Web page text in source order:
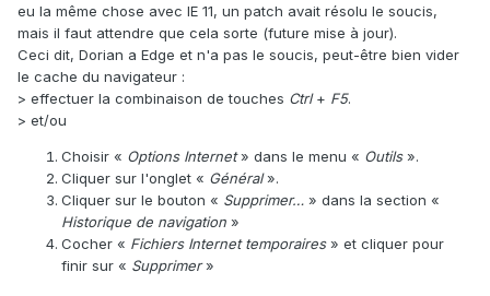
eu la même chose avec IE 11, un patch avait résolu le soucis,
mais il faut attendre que cela sorte (future mise à jour).
Ceci dit, Dorian a Edge et n'a pas le soucis, peut-être bien vider
le cache du navigateur :
> effectuer la combinaison de touches Ctrl+ F5.
> et/ou
Choisir « Options Internet» dans le menu « Outils».
Cliquer sur l'onglet « Général».
Cliquer sur le bouton « Supprimer… » dans la section «
Historique de navigation »
Cocher « Fichiers Internet temporaires» et cliquer pour
finir sur « Supprimer»